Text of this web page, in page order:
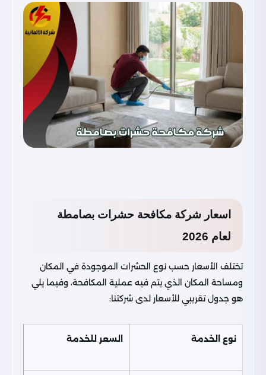
اسعار شركة مكافحة حشرات بصامطة
لعام 2026
تختلف الأسعار حسب نوع الحشرات الموجودة في المكان
ومساحة المكان الذي يتم فيه عملية المكافحة، وفيما يلي
هو جدول تقريبي للأسعار لدى شركتنا:
نوع الخدمة السعر للخدمة